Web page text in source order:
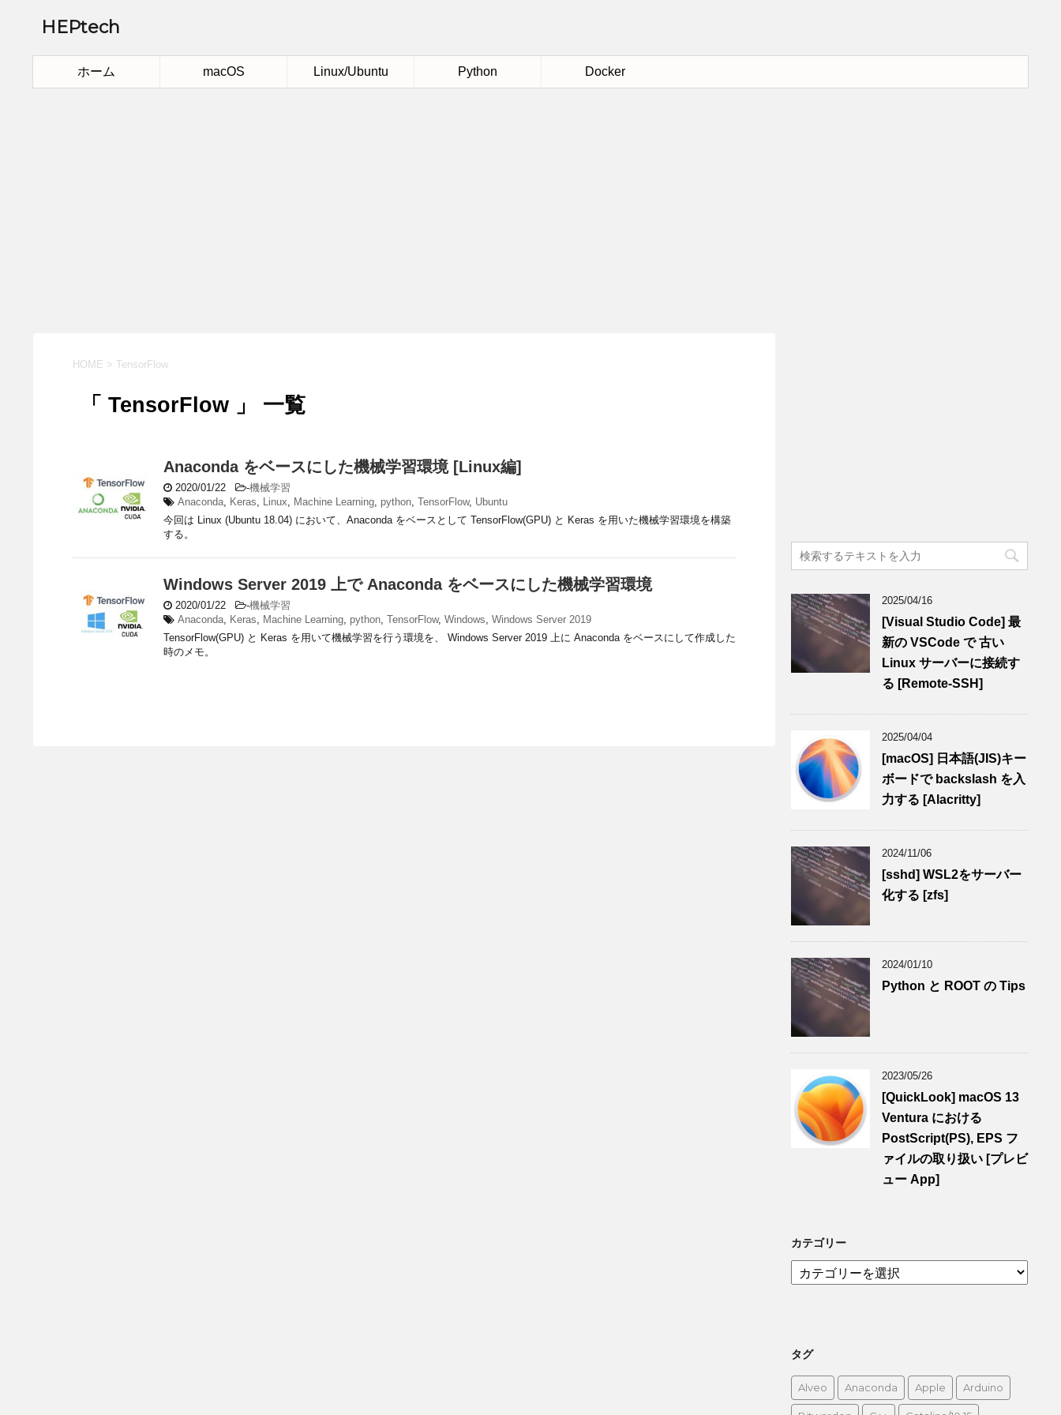
HEPtech
ホーム macOS Linux/Ubuntu Python Docker
HOME > TensorFlow
「 TensorFlow 」 一覧
Anaconda をベースにした機械学習環境 [Linux編]
2020/01/22 -機械学習
Anaconda, Keras, Linux, Machine Learning, python, TensorFlow, Ubuntu
今回は Linux (Ubuntu 18.04) において、Anaconda をベースとして TensorFlow(GPU) と Keras を用いた機械学習環境を構築
する。
Windows Server 2019 上で Anaconda をベースにした機械学習環境
2020/01/22 -機械学習
Anaconda, Keras, Machine Learning, python, TensorFlow, Windows, Windows Server 2019
TensorFlow(GPU) と Keras を用いて機械学習を行う環境を、 Windows Server 2019 上に Anaconda をベースにして作成した
時のメモ。
2025/04/16
[Visual Studio Code] 最
新の VSCode で 古い
Linux サーバーに接続す
る [Remote-SSH]
2025/04/04
[macOS] 日本語(JIS)キー
ボードで backslash を入
力する [Alacritty]
2024/11/06
[sshd] WSL2をサーバー
化する [zfs]
2024/01/10
Python と ROOT の Tips
2023/05/26
[QuickLook] macOS 13
Ventura における
PostScript(PS), EPS フ
ァイルの取り扱い [プレビ
ュー App]
カテゴリー
テ
タグ
Alveo Anaconda Apple Arduino